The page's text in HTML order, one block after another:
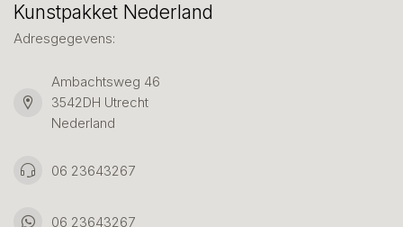
Kunstpakket Nederland
Adresgegevens:
Ambachtsweg 46
3542DH Utrecht
Nederland
06 23643267
06 23643267